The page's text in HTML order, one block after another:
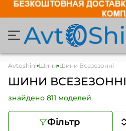
Avtoshini Шини Шини Всезезонні
ШИНИ ВСЕЗЕЗОННІ
знайдено 811 моделей
Фільтр